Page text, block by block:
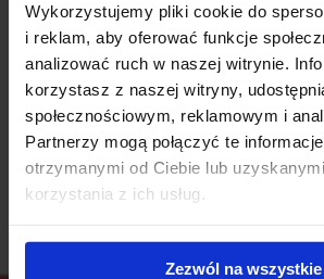
Wykorzystujemy pliki cookie do
i reklam, aby oferować funkcje
analizować ruch w naszej witrynie.
korzystasz z naszej witryny,
społecznościowym, reklamowym i
Partnerzy mogą połączyć te
otrzymanymi od Ciebie lub
korzystania z ich usług.
Zezwól na wszystkie
technologicznymi tworzą odpowiedni
pracowników biurowych, jak i gości. W
idealne na spotkania z klientami
konferencyjne i szkoleniowe. Dodatkowo z
stworzony ogród, do którego można
holu głównego.